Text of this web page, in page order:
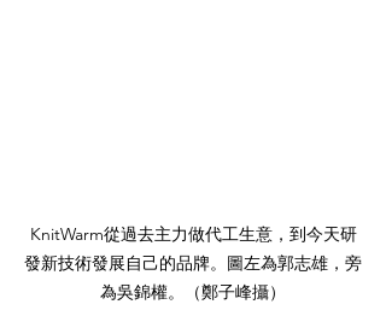
KnitWarm從過去主力做代工生意，到今天研
發新技術發展自己的品牌。圖左為郭志雄，旁
為吳錦權。（鄭子峰攝）